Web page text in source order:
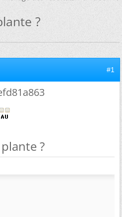
?
#1
?